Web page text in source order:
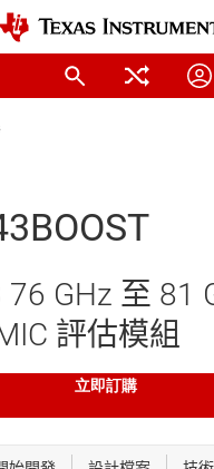
76 GHz 至 81
評估模組
立即訂購